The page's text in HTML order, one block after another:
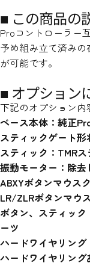
■ この商品の
Proコントローラー
予め組み立て済み
が可能です。
■ オプション
下記のオプション内
ベース本体：純正
スティックゲート
スティック：TMRス
振動モーター：除去
ABXYボタンマウス
LR/ZLRボタンマウ
ボタン、スティッ
ーツ
ハードワイヤリン
ハードワイヤリン